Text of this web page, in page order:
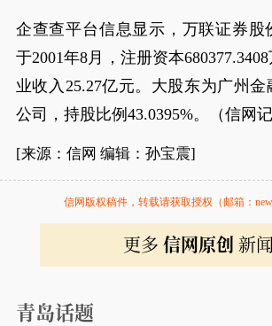
企查查平台信息显示，万联证券股
于2001年8月，注册资本
业收入25.27亿元。大股东为广州金
公司，持股比例43.0395%。（信网记
[来源：信网 编辑：孙宝震]
信网版权稿件，转载请获取授权（邮箱：
更多 信网原创 新闻
青岛话题